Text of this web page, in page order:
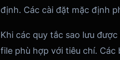
định. Các cài đặt mặc định
Khi các quy tắc sao lưu
file phù hợp với tiêu chí.